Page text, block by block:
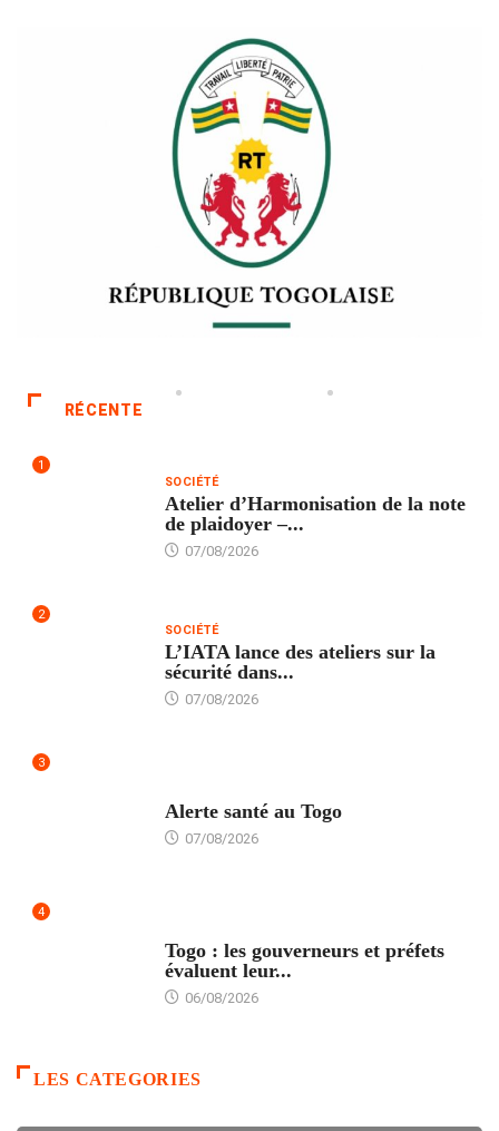
RÉCENTE
1
SOCIÉTÉ
Atelier d’Harmonisation de la note
de plaidoyer –...
07/08/2026
2
SOCIÉTÉ
L’IATA lance des ateliers sur la
sécurité dans...
07/08/2026
3
Alerte santé au Togo
07/08/2026
4
Togo : les gouverneurs et préfets
évaluent leur...
06/08/2026
LES CATEGORIES